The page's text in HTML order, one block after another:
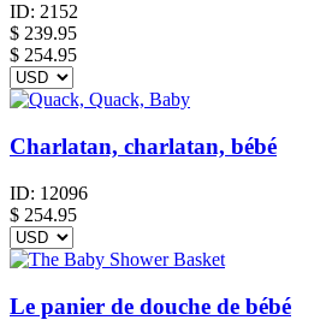
ID: 2152
$ 239.95
$ 254.95
Charlatan, charlatan, bébé
ID: 12096
$ 254.95
Le panier de douche de bébé